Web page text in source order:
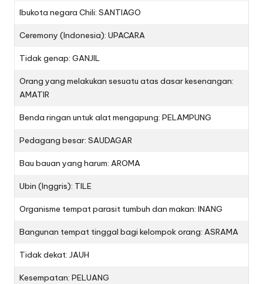
Ibukota negara Chili: SANTIAGO
Ceremony (Indonesia): UPACARA
Tidak genap: GANJIL
Orang yang melakukan sesuatu atas dasar kesenangan:
AMATIR
Benda ringan untuk alat mengapung: PELAMPUNG
Pedagang besar: SAUDAGAR
Bau bauan yang harum: AROMA
Ubin (Inggris): TILE
Organisme tempat parasit tumbuh dan makan: INANG
Bangunan tempat tinggal bagi kelompok orang: ASRAMA
Tidak dekat: JAUH
Kesempatan: PELUANG